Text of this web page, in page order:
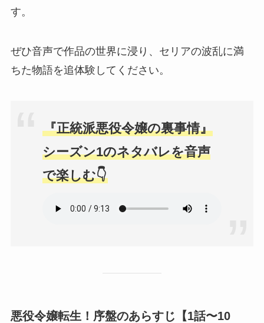
す。
ぜひ音声で作品の世界に浸り、セリアの波乱に満
ちた物語を追体験してください。
『正統派悪役令嬢の裏事情』
シーズン1のネタバレを音声
で楽しむ👇
悪役令嬢転生！序盤のあらすじ【1話〜10